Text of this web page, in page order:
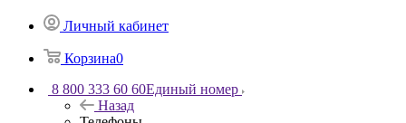
Личный кабинет
Корзина0
8 800 333 60 60Единый номер
Назад